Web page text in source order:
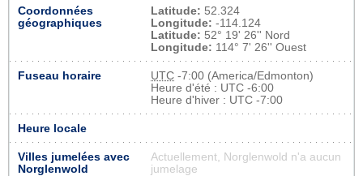
Coordonnées
géographiques
Latitude: 52.324
Longitude: -114.124
Latitude: 52° 19' 26'' Nord
Longitude: 114° 7' 26'' Ouest
Fuseau horaire UTC -7:00 (America/Edmonton)
Heure d'été : UTC -6:00
Heure d'hiver : UTC -7:00
Heure locale
Villes jumelées avec
Norglenwold
Actuellement, Norglenwold n'a aucun
jumelage